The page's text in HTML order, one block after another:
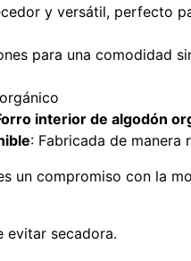
y versátil, perfecto
para una comodidad
interior de algodón
: Fabricada de manera
un compromiso con la
evitar secadora.